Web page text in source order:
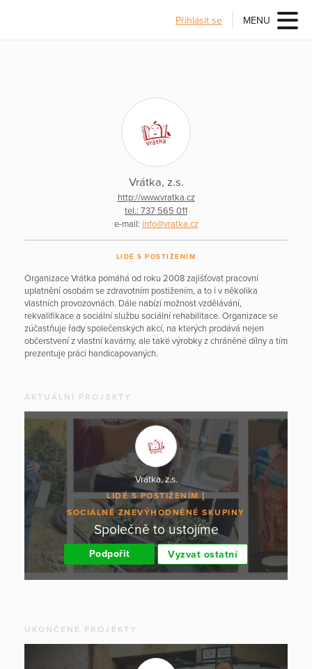
Přihlásit se MENU
Vrátka, z.s.
http://www.vratka.cz
tel.: 737 565 011
e-mail: info@vratka.cz
LIDÉ S POSTIŽENÍM
Organizace Vrátka pomáhá od roku 2008 zajišťovat pracovní
uplatnění osobám se zdravotním postižením, a to i v několika
vlastních provozovnách. Dále nabízí možnost vzdělávání,
rekvalifikace a sociální službu sociální rehabilitace. Organizace se
zúčastňuje řady společenských akcí, na kterých prodává nejen
občerstvení z vlastní kavárny, ale také výrobky z chráněné dílny a tím
prezentuje práci handicapovaných.
AKTUÁLNÍ PROJEKTY
Vrátka, z.s.
LIDÉ S POSTIŽENÍM
SOCIÁLNĚ ZNEVÝHODNĚNÉ SKUPINY
Společně to ustojíme
Podpořit Vyzvat ostatní
UKONČENÉ PROJEKTY